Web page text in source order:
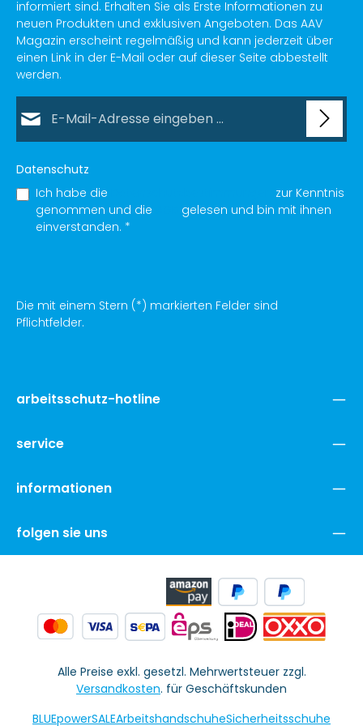
informiert sind. Erhalten Sie als Erste Informationen zu
neuen Produkten und exklusiven Angeboten. Das AAV
Magazin erscheint regelmäßig und kann jederzeit über
einen Link in der E-Mail oder auf dieser Seite abbestellt
werden.
Datenschutz
Ich habe die
zur Kenntnis
genommen und die
gelesen und bin mit ihnen
einverstanden. *
Die mit einem Stern (*) markierten Felder sind
Pflichtfelder.
arbeitsschutz-hotline
service
informationen
folgen sie uns
Alle Preise exkl. gesetzl. Mehrwertsteuer zzgl.
Versandkosten. für Geschäftskunden
BLUEpowerSALEArbeitshandschuheSicherheitsschuhe